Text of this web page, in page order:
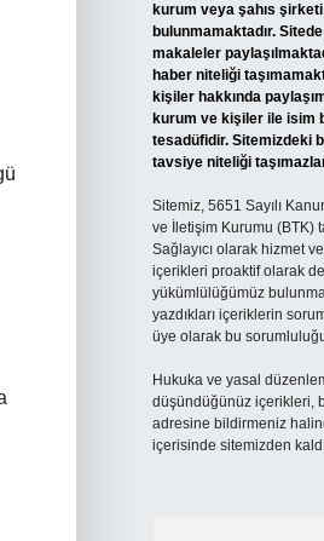
kurum veya şahıs
bulunmamaktadır. Sitede
makaleler
haber niteliği
kişiler hakkında
kurum ve kişiler ile isim
tesadüfidir. Sitemizdeki
tavsiye niteliği
Sitemiz, 5651 Sayılı
ve İletişim Kurumu (BTK)
Sağlayıcı olarak hizmet
içerikleri proaktif olarak
yükümlülüğümüz
yazdıkları içeriklerin
üye olarak bu
Hukuka ve yasal
düşündüğünüz içerikleri,
adresine bildirmeniz
içerisinde sitemizden